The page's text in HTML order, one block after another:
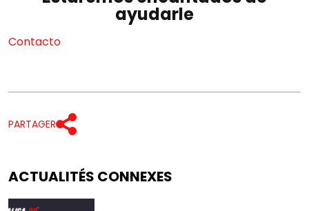
Rechercher
ayudarle
Contacto
PARTAGER
ACTUALITÉS CONNEXES